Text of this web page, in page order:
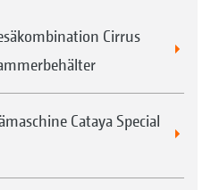
Cirrus
Cataya Special